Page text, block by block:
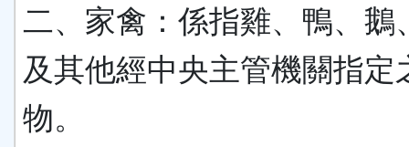
二、家禽：係指雞、鴨、鵝
及其他經中央主管機關指定
物。